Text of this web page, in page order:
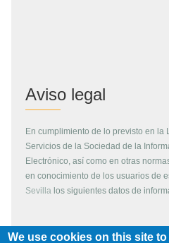
Aviso legal
En cumplimiento de lo previsto en la
Servicios de la Sociedad de la
Electrónico, así como en otras
en conocimiento de los usuarios de
Sevilla los siguientes datos de
We use cookies on this site